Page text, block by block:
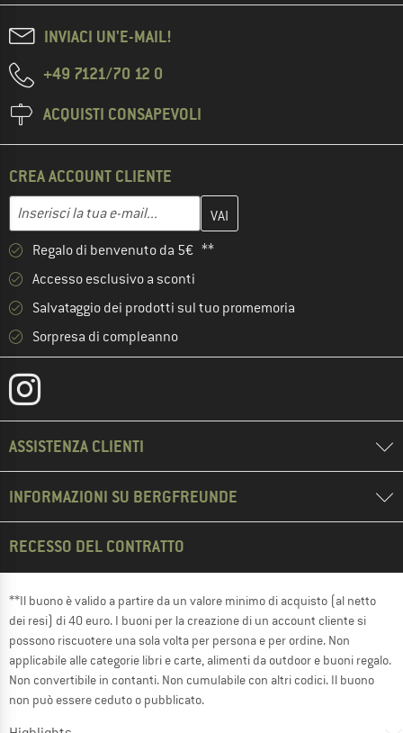
INVIACI UN'E-MAIL!
+49 7121/70 12 0
ACQUISTI CONSAPEVOLI
CREA ACCOUNT CLIENTE
Indirizzo e-mail
Inserisci qui il tuo indirizzo e-mail e crea il tuo account cliente
Regalo di benvenuto da 5€ **
Accesso esclusivo a sconti
Salvataggio dei prodotti sul tuo promemoria
Sorpresa di compleanno
ASSISTENZA CLIENTI
INFORMAZIONI SU BERGFREUNDE
RECESSO DEL CONTRATTO
**Il buono è valido a partire da un valore minimo di acquisto (al netto
dei resi) di 40 euro. I buoni per la creazione di un account cliente si
possono riscuotere una sola volta per persona e per ordine. Non
applicabile alle categorie libri e carte, alimenti da outdoor e buoni regalo.
Non convertibile in contanti. Non cumulabile con altri codici. Il buono
non può essere ceduto o pubblicato.